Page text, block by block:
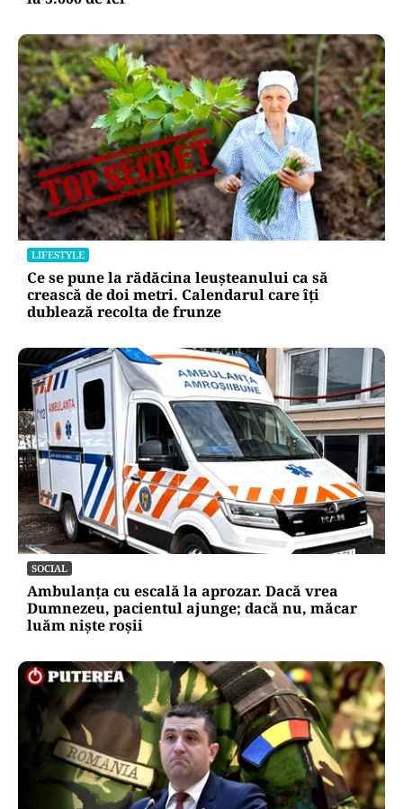
LIFESTYLE
Ce se pune la rădăcina leușteanului ca să
crească de doi metri. Calendarul care îți
dublează recolta de frunze
SOCIAL
Ambulanța cu escală la aprozar. Dacă vrea
Dumnezeu, pacientul ajunge; dacă nu, măcar
luăm niște roșii